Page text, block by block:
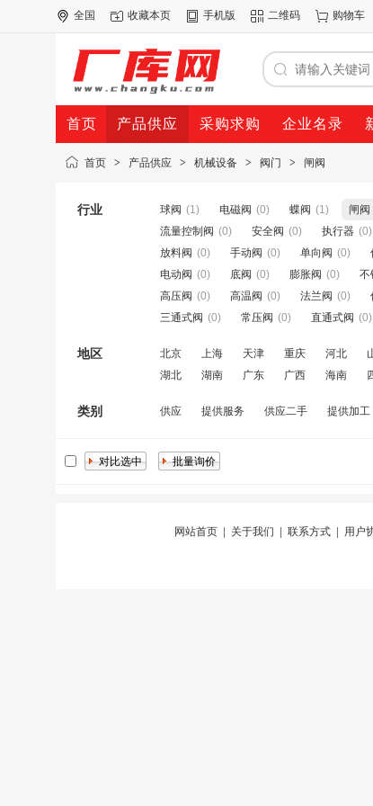
全国 收藏本页 手机版 二维码 购物车
首页 产品供应 采购求购 企业名录
首页 > 产品供应 > 机械设备 > 阀门 > 闸阀
行业 球阀 (1) 电磁阀 (0) 蝶阀 (1) 闸阀
流量控制阀 (0) 安全阀 (0) 执行器 (0)
放料阀 (0) 手动阀 (0) 单向阀 (0)
电动阀 (0) 底阀 (0) 膨胀阀 (0) 不
高压阀 (0) 高温阀 (0) 法兰阀 (0)
三通式阀 (0) 常压阀 (0) 直通式阀 (0)
地区 北京 上海 天津 重庆 河北
湖北
湖南 广东 广西 海南
类别 供应 提供服务 供应二手 提供加工
网站首页| 关于我们 联系方式| 用户